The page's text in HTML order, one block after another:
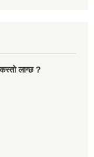
लाग्छ ?